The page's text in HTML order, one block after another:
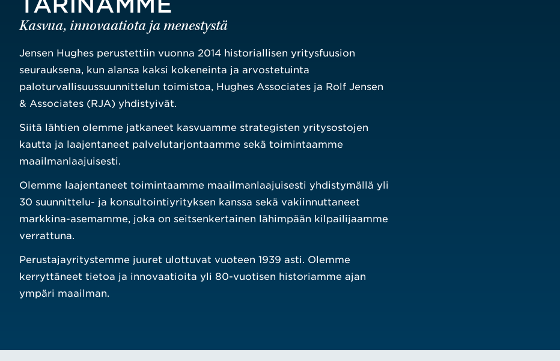
Kasvua, innovaatiota ja menestystä
Jensen Hughes perustettiin vuonna 2014 historiallisen yritysfuusion
seurauksena, kun alansa kaksi kokeneinta ja arvostetuinta
paloturvallisuussuunnittelun toimistoa, Hughes Associates ja Rolf Jensen
& Associates (RJA) yhdistyivät.
Siitä lähtien olemme jatkaneet kasvuamme strategisten yritysostojen
kautta ja laajentaneet palvelutarjontaamme sekä toimintaamme
maailmanlaajuisesti.
Olemme laajentaneet toimintaamme maailmanlaajuisesti yhdistymällä yli
30 suunnittelu- ja konsultointiyrityksen kanssa sekä vakiinnuttaneet
markkina-asemamme, joka on seitsenkertainen lähimpään kilpailijaamme
verrattuna.
Perustajayritystemme juuret ulottuvat vuoteen 1939 asti. Olemme
kerryttäneet tietoa ja innovaatioita yli 80-vuotisen historiamme ajan
ympäri maailman.